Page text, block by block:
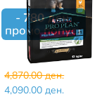
- 780ден.
промо попуст
4,870.00 ден.
4,090.00 ден.